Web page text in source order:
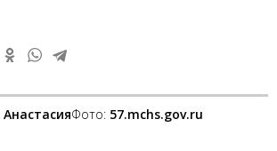
Фото: 57.mchs.gov.ru